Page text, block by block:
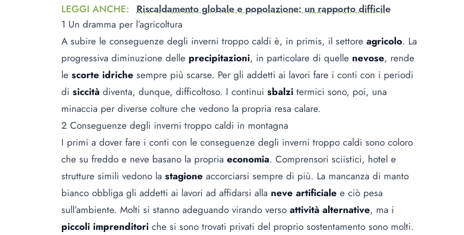
LEGGI ANCHE: Riscaldamento globale e popolazione: un rapporto difficile
1 Un dramma per l’agricoltura
A subire le conseguenze degli inverni troppo caldi è, in primis, il settore agricolo. La
progressiva diminuzione delle precipitazioni, in particolare di quelle nevose, rende
le scorte idriche sempre più scarse. Per gli addetti ai lavori fare i conti con i periodi
di siccità diventa, dunque, difficoltoso. I continui sbalzi termici sono, poi, una
minaccia per diverse colture che vedono la propria resa calare.
2 Conseguenze degli inverni troppo caldi in montagna
I primi a dover fare i conti con le conseguenze degli inverni troppo caldi sono coloro
che su freddo e neve basano la propria economia. Comprensori sciistici, hotel e
strutture simili vedono la stagione accorciarsi sempre di più. La mancanza di manto
bianco obbliga gli addetti ai lavori ad affidarsi alla neve artificiale e ciò pesa
sull’ambiente. Molti si stanno adeguando virando verso attività alternative, ma i
piccoli imprenditori che si sono trovati privati del proprio sostentamento sono molti.